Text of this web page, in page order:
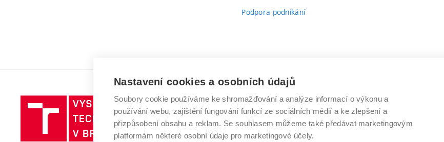
Podpora podnikání
Vysoké
učení
technické
v
VYSOKÉ UČENÍ TECHNICKÉ V BRNĚ
Antonínská 548/1
602 00 Brno
www.vut.cz
Nastavení cookies a osobních údajů
Soubory cookie používáme ke shromažďování a analýze informací o výkonu a
používání webu, zajištění fungování funkcí ze sociálních médií a ke zlepšení a
přizpůsobení obsahu a reklam. Se souhlasem můžeme také předávat marketingovým
platformám některé osobní údaje pro marketingové účely.